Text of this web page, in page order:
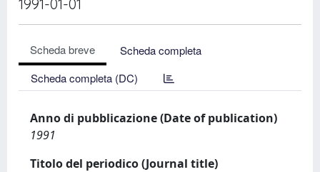
1991-01-01
Scheda breve
Scheda completa
Scheda completa (DC)
Anno di pubblicazione (Date of publication)
1991
Titolo del periodico (Journal title)